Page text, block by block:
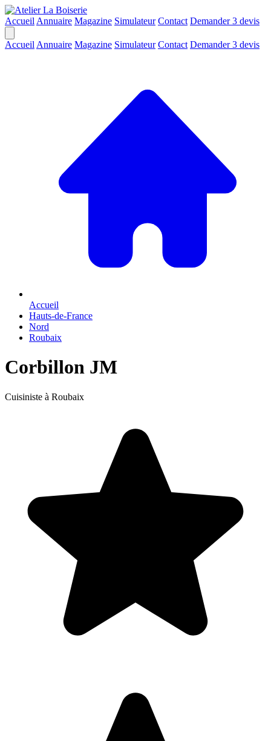
Accueil Annuaire Magazine Simulateur Contact Demander 3 devis
Accueil Annuaire Magazine Simulateur Contact Demander 3 devis
Accueil
Hauts-de-France
Nord
Roubaix
Corbillon JM
Cuisiniste à Roubaix